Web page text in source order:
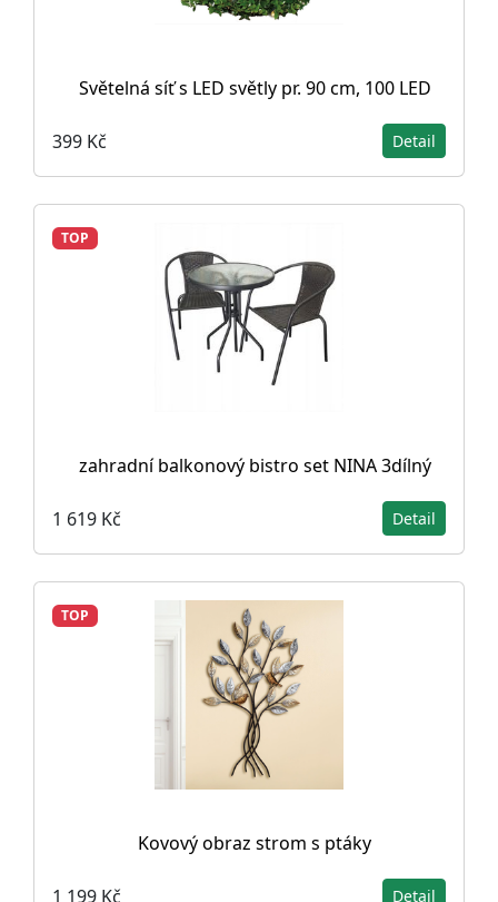
Světelná síť s LED světly pr. 90 cm, 100 LED
399 Kč Detail
TOP
zahradní balkonový bistro set NINA 3dílný
1 619 Kč Detail
TOP
Kovový obraz strom s ptáky
1 199 Kč Detail